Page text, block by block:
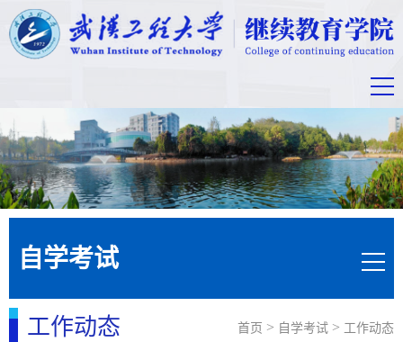
自学考试
工作动态 首页 > 自学考试 > 工作动态